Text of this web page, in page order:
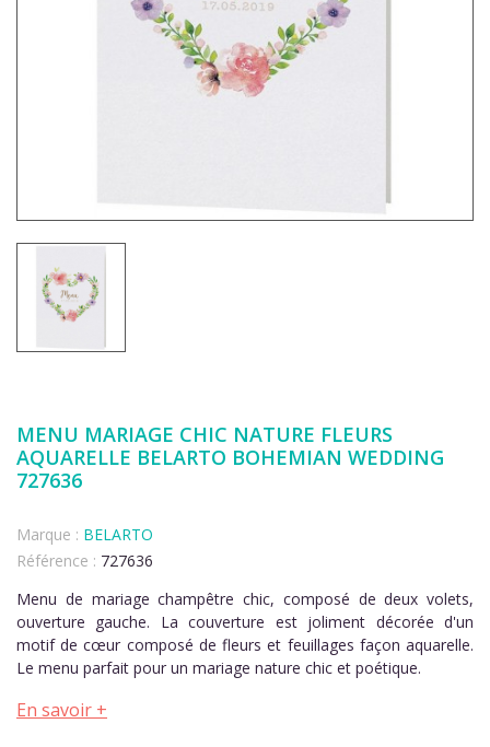
MENU MARIAGE CHIC NATURE FLEURS
AQUARELLE BELARTO BOHEMIAN WEDDING
727636
Marque : BELARTO
Référence : 727636
Menu de mariage champêtre chic, composé de deux volets,
ouverture gauche. La couverture est joliment décorée d'un
motif de cœur composé de fleurs et feuillages façon aquarelle.
Le menu parfait pour un mariage nature chic et poétique.
En savoir +